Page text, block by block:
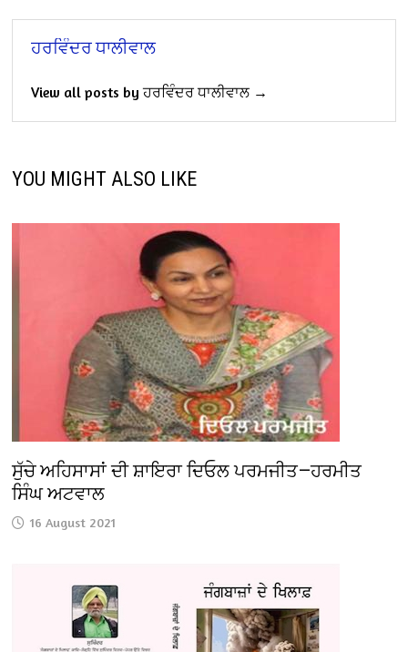
ਹਰਵਿੰਦਰ ਧਾਲੀਵਾਲ
View all posts by ਹਰਵਿੰਦਰ ਧਾਲੀਵਾਲ →
YOU MIGHT ALSO LIKE
ਸੁੱਚੇ ਅਹਿਸਾਸਾਂ ਦੀ ਸ਼ਾਇਰਾ ਦਿਓਲ ਪਰਮਜੀਤ—ਹਰਮੀਤ
ਸਿੰਘ ਅਟਵਾਲ
16 August 2021